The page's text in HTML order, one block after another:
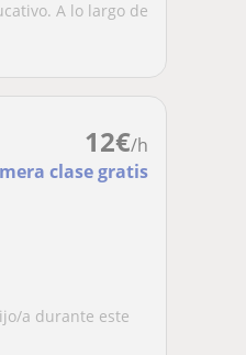
A lo largo de
12€/h
clase gratis
a durante este